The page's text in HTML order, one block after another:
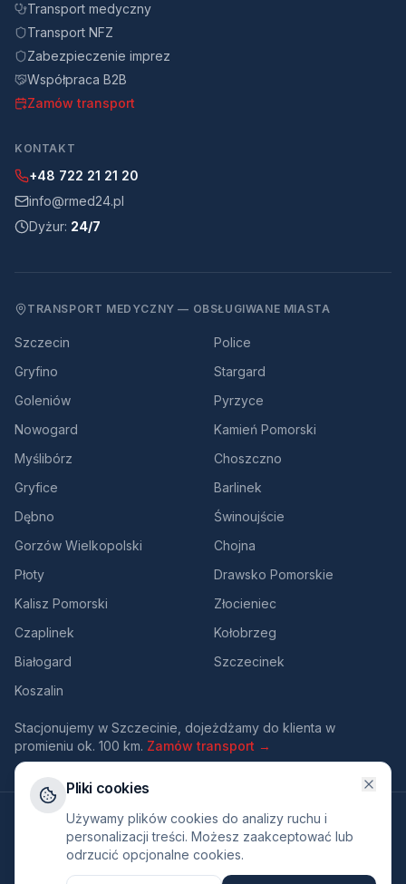
Transport medyczny
Transport NFZ
Zabezpieczenie imprez
Współpraca B2B
Zamów transport
KONTAKT
+48 722 21 21 20
info@rmed24.pl
Dyżur: 24/7
TRANSPORT MEDYCZNY — OBSŁUGIWANE MIASTA
Szczecin
Police
Gryfino
Stargard
Goleniów
Pyrzyce
Nowogard
Kamień Pomorski
Myślibórz
Choszczno
Gryfice
Barlinek
Dębno
Świnoujście
Gorzów Wielkopolski
Chojna
Płoty
Drawsko Pomorskie
Kalisz Pomorski
Złocieniec
Czaplinek
Kołobrzeg
Białogard
Szczecinek
Koszalin
Stacjonujemy w Szczecinie, dojeżdżamy do klienta w
promieniu ok. 100 km. Zamów transport →
©2026RMED24. Wszelkie prawa zastrzeżone.
Polityka prywatności
Regulamin
Pliki cookies
Używamy plików cookies do analizy ruchu i
personalizacji treści. Możesz zaakceptować lub
odrzucić opcjonalne cookies.